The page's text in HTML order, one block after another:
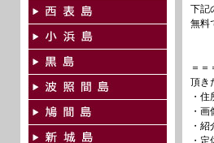
下記
無料
＝
頂き
・
・
・
・